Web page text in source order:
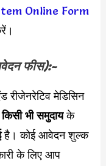
Online Form
फीस):-
रीजेनरेटिव मेडिसिन
किसी भी समुदायके
है। कोई आवेदन शुल्क
के लिए आप